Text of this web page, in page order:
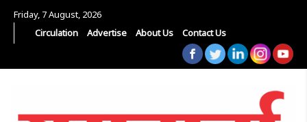
Friday, 7 August, 2026
Circulation
Advertise About Us Contact Us